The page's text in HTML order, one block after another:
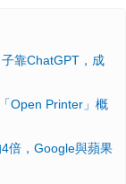
靠ChatGPT，成
Open Printer」概
倍，Google與蘋果